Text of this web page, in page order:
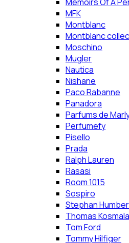
MFK
Montblanc
Montblanc
Moschino
Mugler
Nautica
Nishane
Paco Rabanne
Panadora
Parfums de
Perfumefy
Pisello
Prada
Ralph Lauren
Rasasi
Room 1015
Sospiro
Stephan
Thomas Kosmala
Tom Ford
Tommy Hilfiger